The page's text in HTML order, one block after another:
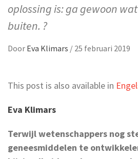
oplossing is: ga gewoon
buiten. ?
Door Eva Klimars / 25 februari 2019
This post is also available in
Eva Klimars
Terwijl wetenschappers nog
geneesmiddelen te